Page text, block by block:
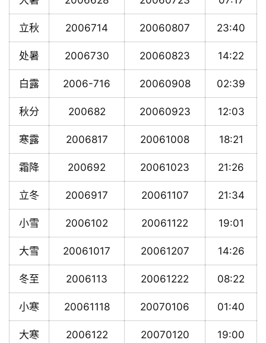
立秋 2006714 20060807 23:40
处暑 2006730 20060823 14:22
白露 2006-716 20060908 02:39
秋分 200682 20060923 12:03
寒露 2006817 20061008 18:21
霜降 200692 20061023 21:26
立冬 2006917 20061107 21:34
小雪 2006102 20061122 19:01
大雪 20061017 20061207 14:26
冬至 2006113 20061222 08:22
小寒 20061118 20070106 01:40
大寒 2006122 20070120 19:00